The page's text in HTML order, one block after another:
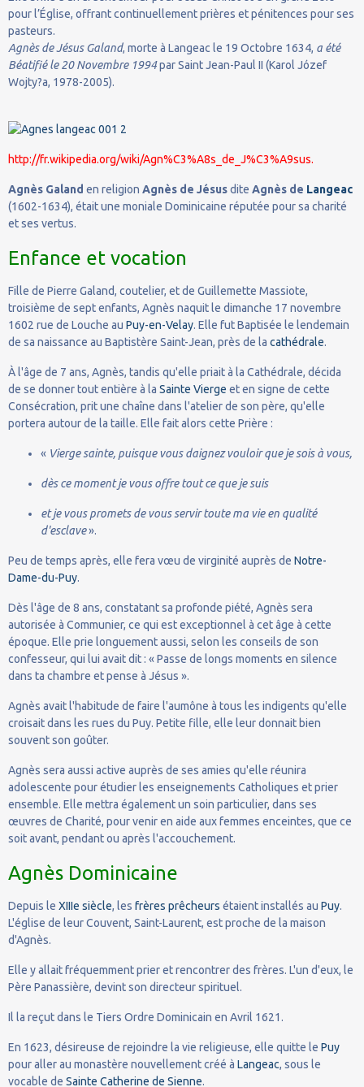
pour l’Église, offrant continuellement prières et pénitences pour ses
pasteurs.
Agnès de Jésus Galand, morte à Langeac le 19 Octobre 1634, a été
Béatifié le 20 Novembre 1994par Saint Jean-Paul II (Karol Józef
Wojty?a, 1978-2005).
http://fr.wikipedia.org/wiki/Agn%C3%A8s_de_J%C3%A9sus.
Agnès Galand en religion Agnès de Jésusdite Agnès de Langeac
(1602-1634), était une moniale Dominicaine réputée pour sa charité
et ses vertus.
Enfance et vocation
Fille de Pierre Galand, coutelier, et de Guillemette Massiote,
troisième de sept enfants, Agnès naquit le dimanche 17 novembre
1602 rue de Louche au Puy-en-Velay. Elle fut Baptisée le lendemain
de sa naissance au Baptistère Saint-Jean, près de la cathédrale.
À l'âge de 7 ans, Agnès, tandis qu'elle priait à la Cathédrale, décida
de se donner tout entière à la Sainte Vierge et en signe de cette
Consécration, prit une chaîne dans l'atelier de son père, qu'elle
portera autour de la taille. Elle fait alors cette Prière :
« Vierge sainte, puisque vous daignez vouloir que je sois à vous,
dès ce moment je vous offre tout ce que je suis
et je vous promets de vous servir toute ma vie en qualité
d'esclave».
Peu de temps après, elle fera vœu de virginité auprès de Notre-
Dame-du-Puy.
Dès l'âge de 8 ans, constatant sa profonde piété, Agnès sera
autorisée à Communier, ce qui est exceptionnel à cet âge à cette
époque. Elle prie longuement aussi, selon les conseils de son
confesseur, qui lui avait dit : « Passe de longs moments en silence
dans ta chambre et pense à Jésus ».
Agnès avait l'habitude de faire l'aumône à tous les indigents qu'elle
croisait dans les rues du Puy. Petite fille, elle leur donnait bien
souvent son goûter.
Agnès sera aussi active auprès de ses amies qu'elle réunira
adolescente pour étudier les enseignements Catholiques et prier
ensemble. Elle mettra également un soin particulier, dans ses
œuvres de Charité, pour venir en aide aux femmes enceintes, que ce
soit avant, pendant ou après l'accouchement.
Agnès Dominicaine
Depuis le XIIIe siècle, les frères prêcheurs étaient installés au Puy.
L'église de leur Couvent, Saint-Laurent, est proche de la maison
d'Agnès.
Elle y allait fréquemment prier et rencontrer des frères. L'un d'eux, le
Père Panassière, devint son directeur spirituel.
Il la reçut dans le Tiers Ordre Dominicain en Avril 1621.
En 1623, désireuse de rejoindre la vie religieuse, elle quitte le Puy
pour aller au monastère nouvellement créé à Langeac, sous le
vocable de Sainte Catherine de Sienne.